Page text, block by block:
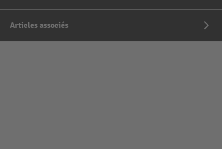
Articles associés